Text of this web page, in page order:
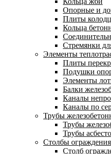
Опорные и
Плиты
Кольца
Стремянки
Элементы
Плиты
Подушки
Элементы
Балки
Каналы
Каналы по
Трубы
Трубы
Трубы
Столбы
Столб